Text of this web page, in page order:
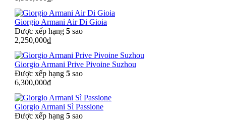
Giorgio Armani Air Di Gioia
Được xếp hạng 5 sao
2,250,000₫
Giorgio Armani Prive Pivoine Suzhou
Được xếp hạng 5 sao
6,300,000₫
Giorgio Armani Sì Passione
Được xếp hạng 5 sao